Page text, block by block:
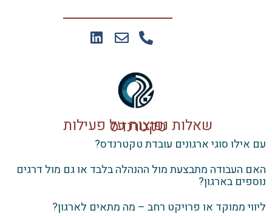
שאלות נפוצות על פעילות טקטרנדס
סוגי ארגונים עובדת טקטרנדס?
העבודה מתבצעת מול ההנהלה בלבד או גם מול דרגים
בארגון?
ממוקד או פרויקט רחב – מה מתאים לארגון?